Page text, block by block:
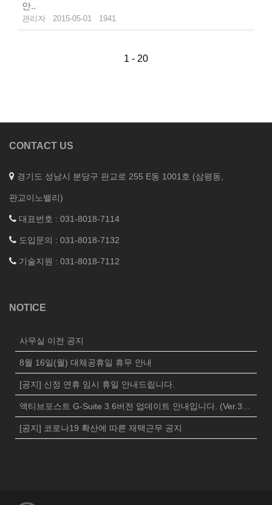
안..
관리자 2015-05-01 1941
1 - 20
CONTACT US
경기도 성남시 분당구 판교로 255 E동 1001호 (삼평동,
판교이노밸리)
대표번호 : 031-8018-7114
도입문의 : 031-8018-7132
기술지원 : 031-8018-7112
NOTICE
사무실 이전 공지
8월 16일(월) 대체공휴일 휴무 안내
[공지] 신정 연휴 임시 휴일 안내드립니다.
액티브포스트 G-Suite 3.6버전 업데이트 안내입니다. (Ver.3625)
[공지] 코로나19 확산에 따른 재택근무 공지